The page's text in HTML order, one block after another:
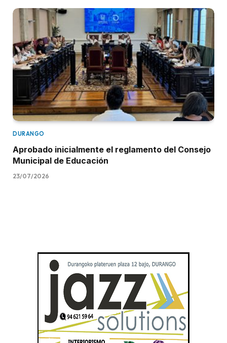
DURANGO
Aprobado inicialmente el reglamento del Consejo
Municipal de Educación
23/07/2026